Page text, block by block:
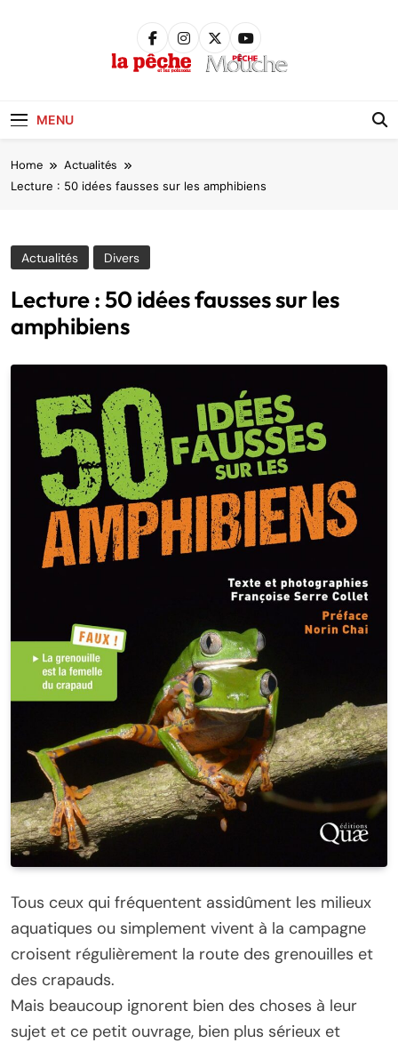
MENU
Home Actualités
Lecture : 50 idées fausses sur les amphibiens
Actualités Divers
Lecture : 50 idées fausses sur les
amphibiens
Tous ceux qui fréquentent assidûment les milieux
aquatiques ou simplement vivent à la campagne
croisent régulièrement la route des grenouilles et
des crapauds.
Mais beaucoup ignorent bien des choses à leur
sujet et ce petit ouvrage, bien plus sérieux et